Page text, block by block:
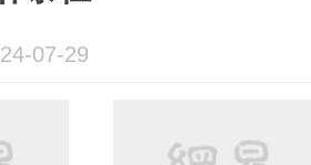
07-29